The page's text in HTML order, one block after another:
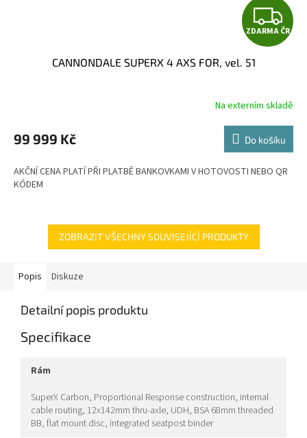
Z
D
R
M
A
ZDARMA ČR
CANNONDALE SUPERX 4 AXS FOR, vel. 51
Na externím skladě
99 999 Kč Do košíku
AKČNÍ CENA PLATÍ PŘI PLATBĚ BANKOVKAMI V HOTOVOSTI NEBO QR
KÓDEM
ZOBRAZIT VŠECHNY SOUVISEJÍCÍ PRODUKTY
Popis Diskuze
Detailní popis produktu
Specifikace
rám
SuperX Carbon, Proportional Response construction, internal
cable routing, 12x142mm thru-axle, UDH, BSA 68mm threaded
BB, flat mount disc, integrated seatpost binder